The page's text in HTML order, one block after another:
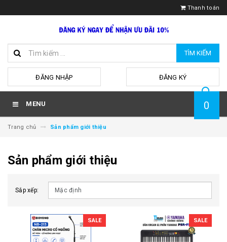
Thanh toán
TÌM KIẾM
ĐĂNG NHẬP ĐĂNG KÝ
MENU 0
Trang chủ Sản phẩm giới thiệu
Sản phẩm giới thiệu
Sắp xếp:
SALE SALE